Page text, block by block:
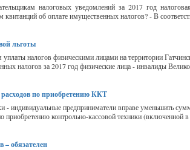
налоговых уведомлений за 2017 год
об оплате имущественных налогов? - В
льготы
налогов физическими лицами на территории
налогов за 2017 год физические лица - инвалиды
по приобретению ККТ
- индивидуальные предприниматели вправе уменьшить
контрольно-кассовой техники (включенной
– обязателен